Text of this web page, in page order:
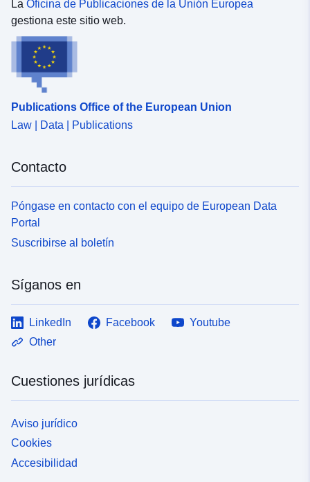
uriRef:
http://data.europa.eu/88u/dataset/
La Oficina de Publicaciones de la Unión Europea
gestiona este sitio web.
Publications Office of the European Union
Law | Data | Publications
Contacto
Póngase en contacto con el equipo de European Data
Portal
Suscribirse al boletín
Síganos en
LinkedIn Facebook
Youtube
Other
Cuestiones jurídicas
Aviso jurídico
Cookies
Accesibilidad